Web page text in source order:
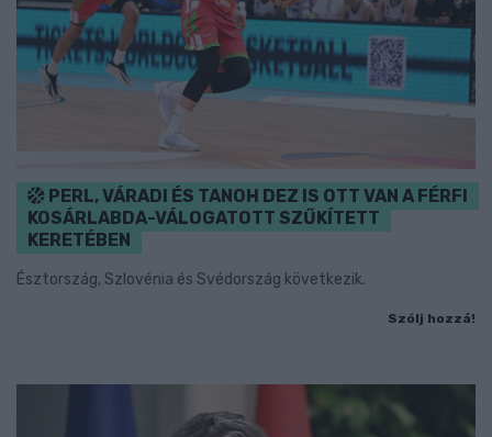
PERL, VÁRADI ÉS TANOH DEZ IS OTT VAN A FÉRFI
KOSÁRLABDA-VÁLOGATOTT SZŰKÍTETT
KERETÉBEN
Észtország, Szlovénia és Svédország következik.
Szólj hozzá!